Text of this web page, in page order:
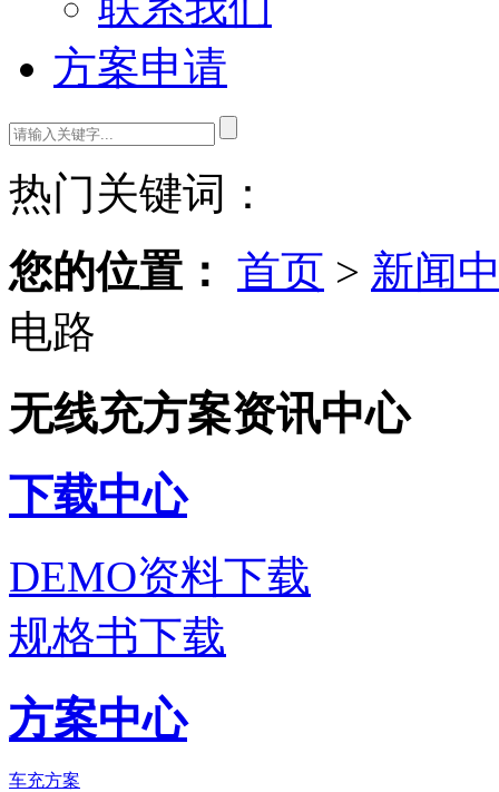
方案申请
热门关键词：
您的位置： 首页 > 新闻
电路
无线充方案资讯中心
下载中心
DEMO资料下载
规格书下载
方案中心
车充方案